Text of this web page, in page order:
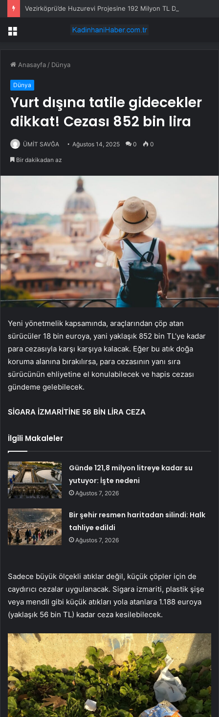
Vezirköprü’de Huzurevi Projesine 192 Milyon TL Destek
Menü
Anasayfa / Dünya
Dünya
Yurt dışına tatile gidecekler
dikkat! Cezası 852 bin lira
ÜMİT SAVĞA Ağustos 14, 2025 0 0
Bir dakikadan az
Yeni yönetmelik kapsamında, araçlarından çöp atan
sürücüler 18 bin euroya, yani yaklaşık 852 bin TL’ye kadar
para cezasıyla karşı karşıya kalacak. Eğer bu atık doğa
koruma alanına bırakılırsa, para cezasının yanı sıra
sürücünün ehliyetine el konulabilecek ve hapis cezası
gündeme gelebilecek.
SİGARA İZMARİTİNE 56 BİN LİRA CEZA
İlgili Makaleler
Günde 121,8 milyon litreye kadar su
yutuyor: İşte nedeni
Ağustos 7, 2026
Bir şehir resmen haritadan silindi: Halk
tahliye edildi
Ağustos 7, 2026
Sadece büyük ölçekli atıklar değil, küçük çöpler için de
caydırıcı cezalar uygulanacak. Sigara izmariti, plastik şişe
veya mendil gibi küçük atıkları yola atanlara 1.188 euroya
(yaklaşık 56 bin TL) kadar ceza kesilebilecek.